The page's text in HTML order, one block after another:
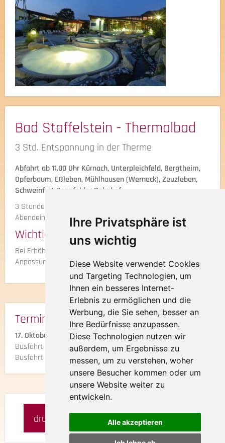
Ihre Privatsphäre ist
uns wichtig
Diese Website verwendet Cookies
und Targeting Technologien, um
Ihnen ein besseres Internet-
Erlebnis zu ermöglichen und die
Werbung, die Sie sehen, besser an
Ihre Bedürfnisse anzupassen.
Diese Technologien nutzen wir
außerdem, um Ergebnisse zu
messen, um zu verstehen, woher
unsere Besucher kommen oder um
unsere Website weiter zu
entwickeln.
Alle akzeptieren
Bad Staffelstein - Thermalbad
3 Std. Entspannung in der Therme
Abfahrt ab 11.00 Uhr Kürnach, Unterpleichfeld, Bergtheim,
Opferbaum, Eßleben, Mühlhausen (Werneck), Zeuzleben,
Schweinfurt Sennfelder Bahnhof.
3 Stunden Aufenthalt im Thermalbad. Anschließend
Abendeinkehr.
Wichtige Hinweise
Bei Erhöhung der Eintrittspreise behalten wir uns eine
Anpassung des Reisepreises vor.
Termine & Preise:
17. Oktober 2026
Busfahrt mit Eintritt
Busfahrt ohne Eintritt
drucken merken anfragen